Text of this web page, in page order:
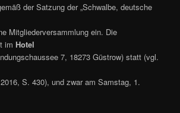
der Satzung der „Schwalbe, deutsche
Mitgliederversammlung ein. Die
im Hotel
7, 18273 Güstrow) statt (vgl.
S. 430), und zwar am Samstag, 1.